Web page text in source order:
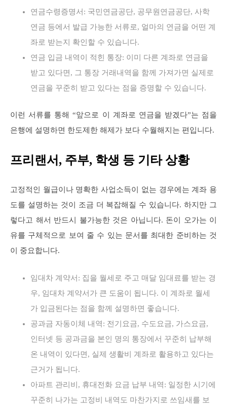
연금수령증명서: 국민연금공단, 공무원연금공단, 사학
연금 등에서 발급 가능한 서류로, 얼마의 연금을 어떤 계
좌로 받는지 확인할 수 있습니다.
연금 입금 내역이 적힌 통장: 이미 다른 계좌로 연금을
받고 있다면, 그 통장 거래내역을 함께 가져가면 실제로
연금을 꾸준히 받고 있다는 점을 증명할 수 있습니다.
이런 서류를 통해 “앞으로 이 계좌로 연금을 받겠다”는 점을
은행에 설명하면 한도제한 해제가 보다 수월해지는 편입니다.
프리랜서, 주부, 학생 등 기타 상황
고정적인 월급이나 명확한 사업소득이 없는 경우에는 계좌 용
도를 설명하는 것이 조금 더 복잡해질 수 있습니다. 하지만 그
렇다고 해서 반드시 불가능한 것은 아닙니다. 돈이 오가는 이
유를 구체적으로 보여 줄 수 있는 문서를 최대한 준비하는 것
이 중요합니다.
임대차 계약서: 집을 월세로 주고 매달 임대료를 받는 경
우, 임대차 계약서가 큰 도움이 됩니다. 이 계좌로 월세
가 입금된다는 점을 함께 설명하면 좋습니다.
공과금 자동이체 내역: 전기요금, 수도요금, 가스요금,
인터넷 등 공과금을 본인 명의 통장에서 꾸준히 납부해
온 내역이 있다면, 실제 생활비 계좌로 활용하고 있다는
근거가 됩니다.
아파트 관리비, 휴대전화 요금 납부 내역: 일정한 시기에
꾸준히 나가는 고정비 내역도 마찬가지로 쓰임새를 보